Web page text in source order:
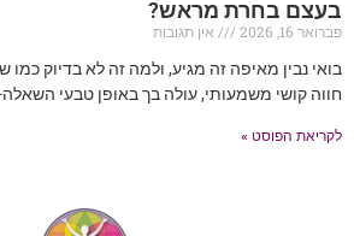
בעצם בחרת מראש?
פברואר 16, 2026
אין תגובות
בואי נבין מאיפה זה מגיע, ולמה זה לא בדיוק
חווה קושי משמעותי, עולה בך באופן טבעי
לקריאת הפוסט »